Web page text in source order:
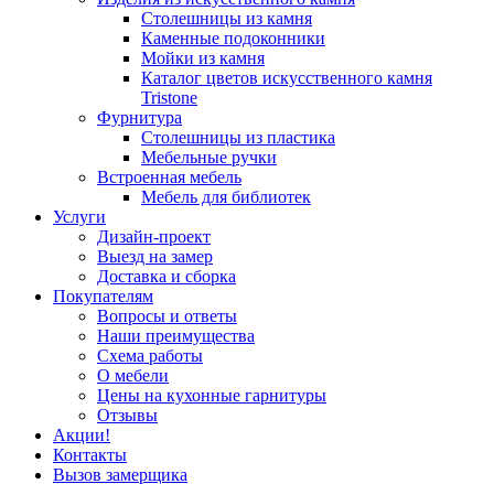
Столешницы из камня
Каменные подоконники
Мойки из камня
Каталог цветов искусственного камня
Tristone
Фурнитура
Столешницы из пластика
Мебельные ручки
Встроенная мебель
Мебель для библиотек
Услуги
Дизайн-проект
Выезд на замер
Доставка и сборка
Покупателям
Вопросы и ответы
Наши преимущества
Схема работы
О мебели
Цены на кухонные гарнитуры
Отзывы
Акции!
Контакты
Вызов замерщика